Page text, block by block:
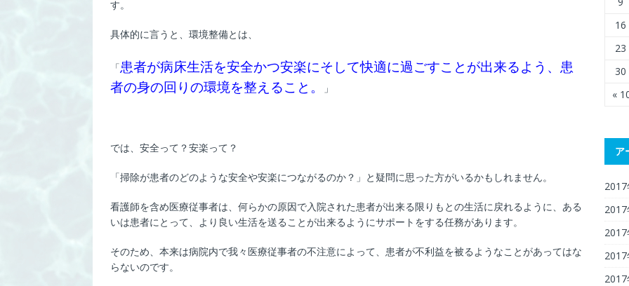
す。
具体的に言うと、環境整備とは、
「患者が病床生活を安全かつ安楽にそして快適に過ごすことが出来るよう、患
者の身の回りの環境を整えること。
」
では、安全って？安楽って？
「掃除が患者のどのような安全や安楽につながるのか？」と疑問に思った方がいるかもしれません。
看護師を含め医療従事者は、何らかの原因で入院された患者が出来る限りもとの生活に戻れるように、ある
いは患者にとって、より良い生活を送ることが出来るようにサポートをする任務があります。
そのため、本来は病院内で我々医療従事者の不注意によって、患者が不利益を被るようなことがあってはな
らないのです。
«
16
23
30
ア